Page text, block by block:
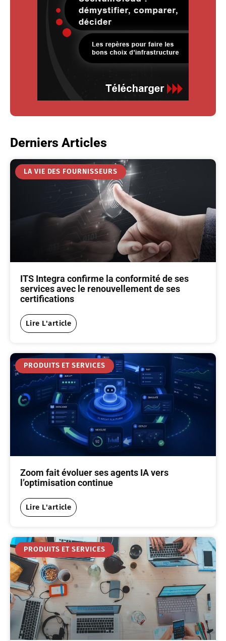
Derniers Articles
LA VIE DES FOURNISSEURS
ITS Integra confirme la conformité de ses
services avec le renouvellement de ses
certifications
Lire L'article
PRODUITS ET SERVICES
Zoom fait évoluer ses agents IA vers
l’optimisation continue
Lire L'article
PRODUITS ET SERVICES